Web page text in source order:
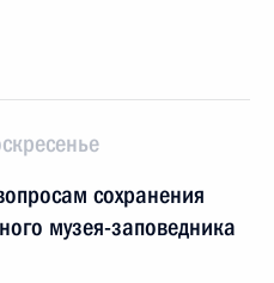
сохранения
музея-заповедника